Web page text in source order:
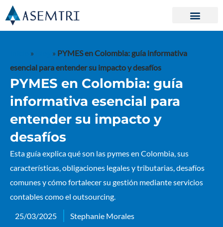
al
» » PYMES en Colombia: guía informativa
esencial para entender su impacto y desafíos
PYMES en Colombia: guía
informativa esencial para
entender su impacto y
desafíos
Esta guía explica qué son las pymes en Colombia, sus
características, obligaciones legales y tributarias, desafíos
comunes y cómo fortalecer su gestión mediante servicios
contables como el outsourcing.
25/03/2025 Stephanie Morales